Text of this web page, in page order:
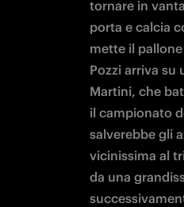
tornare in
porta e calcia
mette il
Pozzi arriva su
Martini, che
il campionato
salverebbe gli
vicinissima al
da una